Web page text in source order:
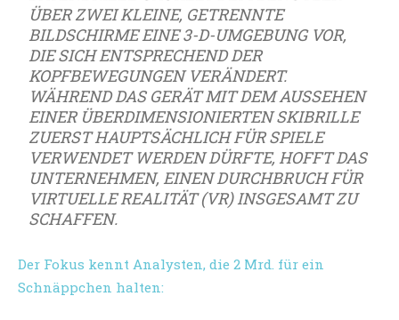
BER ZWEI KLEINE, GETRENNTE B
ILDSCHIRME EINE 3-D-UMGEBUNG VOR, D
IE SICH ENTSPRECHEND DER K
OPFBEWEGUNGEN VERÄNDERT. W
ÄHREND DAS GERÄT MIT DEM AUSSEHEN E
INER ÜBERDIMENSIONIERTEN SKIBRILLE Z
UERST HAUPTSÄCHLICH FÜR SPIELE V
ERWENDET WERDEN DÜRFTE, HOFFT DAS U
NTERNEHMEN, EINEN DURCHBRUCH FÜR V
IRTUELLE REALITÄT (VR) INSGESAMT ZU S
CHAFFEN.
Der Fokus kennt Analysten, die 2 Mrd. für ein
Schnäppchen halten: